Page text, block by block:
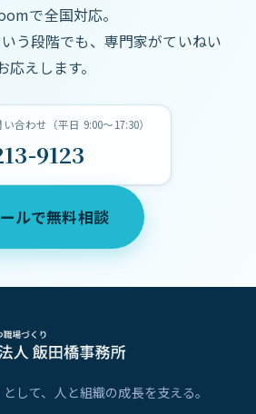
で全国対応。
う段階でも、専門家がていねい
応えします。
合わせ（平日 9:00〜17:30）
9123
ルで無料相談
して、人と組織の成長を支える。